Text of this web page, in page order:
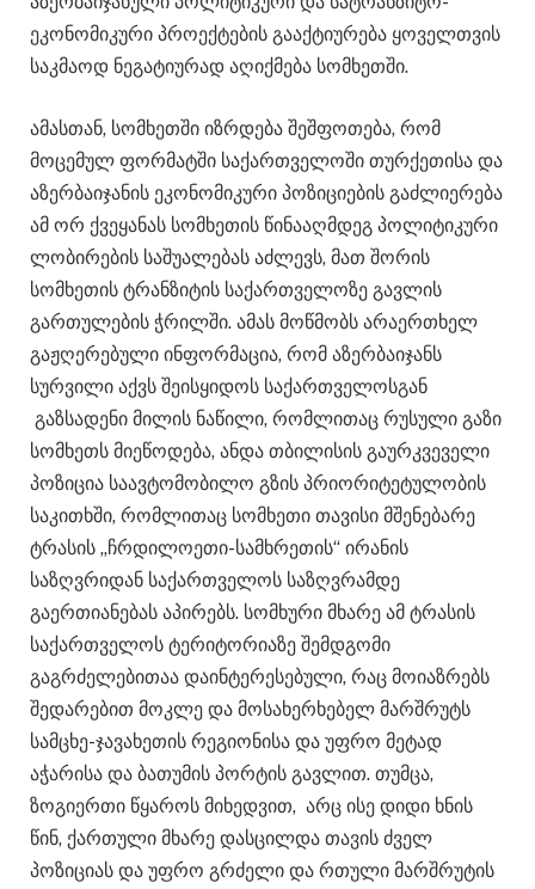
ეკონომიკური პროექტების გააქტიურება ყოველთვის
საკმაოდ ნეგატიურად აღიქმება სომხეთში.
ამასთან, სომხეთში იზრდება შეშფოთება, რომ
მოცემულ ფორმატში საქართველოში თურქეთისა და
აზერბაიჯანის ეკონომიკური პოზიციების გაძლიერება
ამ ორ ქვეყანას სომხეთის წინააღმდეგ პოლიტიკური
ლობირების საშუალებას აძლევს, მათ შორის
სომხეთის ტრანზიტის საქართველოზე გავლის
გართულების ჭრილში. ამას მოწმობს არაერთხელ
გაჟღერებული ინფორმაცია, რომ აზერბაიჯანს
სურვილი აქვს შეისყიდოს საქართველოსგან
გაზსადენი მილის ნაწილი, რომლითაც რუსული გაზი
სომხეთს მიეწოდება, ანდა თბილისის გაურკვეველი
პოზიცია საავტომობილო გზის პრიორიტეტულობის
საკითხში, რომლითაც სომხეთი თავისი მშენებარე
ტრასის „ჩრდილოეთი-სამხრეთის“ ირანის
საზღვრიდან საქართველოს საზღვრამდე
გაერთიანებას აპირებს. სომხური მხარე ამ ტრასის
საქართველოს ტერიტორიაზე შემდგომი
გაგრძელებითაა დაინტერესებული, რაც მოიაზრებს
შედარებით მოკლე და მოსახერხებელ მარშრუტს
სამცხე-ჯავახეთის რეგიონისა და უფრო მეტად
აჭარისა და ბათუმის პორტის გავლით. თუმცა,
ზოგიერთი წყაროს მიხედვით, არც ისე დიდი ხნის
წინ, ქართული მხარე დასცილდა თავის ძველ
პოზიციას და უფრო გრძელი და რთული მარშრუტის